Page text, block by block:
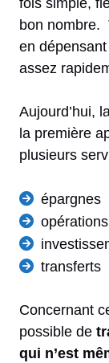
fois simple,
bon nombre.
en
assez
Aujourd’hui,
la première
plusieurs
épargnes
transferts
Concernant
possible de
qui n’est